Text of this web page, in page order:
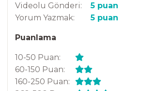
Videolu Gönderi:
5 puan
Yorum Yazmak:
5 puan
Puanlama
10-50 Puan:
60-150 Puan:
160-250 Puan: